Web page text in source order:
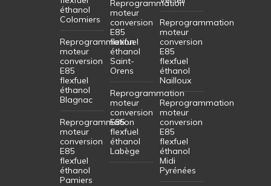
éthanol
Colomiers
Reprogrammation
moteur
conversion
E85
flexfuel
éthanol
Blagnac
Reprogrammation
moteur
conversion
E85
flexfuel
éthanol
Pamiers
Reprogrammation
moteur
conversion
E85
flexfuel
éthanol
Saint-
Orens
Reprogrammation
moteur
conversion
E85
flexfuel
éthanol
Labège
Reprogrammation
moteur
conversion
E85
flexfuel
éthanol
Nailloux
Reprogrammation
moteur
conversion
E85
flexfuel
éthanol
Midi
Pyrénées